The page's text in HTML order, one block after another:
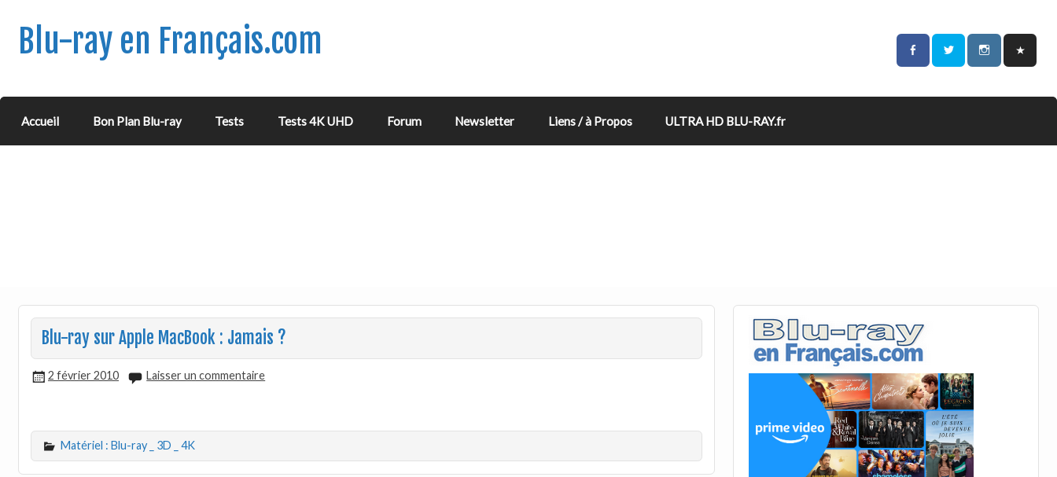
Blu-ray en Français.com
Accueil Bon Plan Blu-ray Tests Tests 4K UHD Forum Newsletter Liens / à Propos ULTRA HD BLU-RAY.fr
Blu-ray sur Apple MacBook : Jamais ?
2 février 2010 Laisser un commentaire
Matériel : Blu-ray _ 3D _ 4K